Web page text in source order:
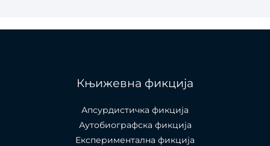
Књижевна фикција
Апсурдистичка фикција
Аутобиографска фикција
Експериментална фикција